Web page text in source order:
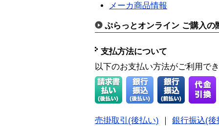
メーカ商品情報
ぷらっとオンライン ご購入の
支払方法について
以下のお支払い方法がご利用で
売掛取引(後払い)
銀行振込(後